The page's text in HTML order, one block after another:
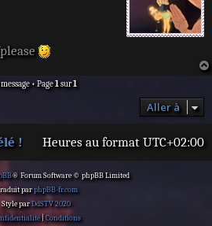
message • Page1sur1
Aller à
! Heures au format UTC+02:00
® Forum Software © phpBB Limited
parphpBB-fr.com
Style parDdSTV 2020
|Conditions